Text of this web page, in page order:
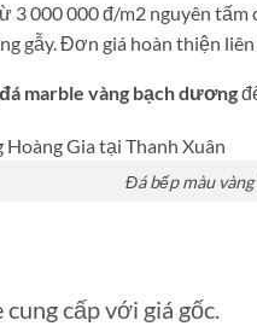
3 000 000 đ/m2 nguyên
gẫy. Đơn giá hoàn thiện
đá marble vàng bạch dương
Đá bếp màu
cấp với giá gốc.